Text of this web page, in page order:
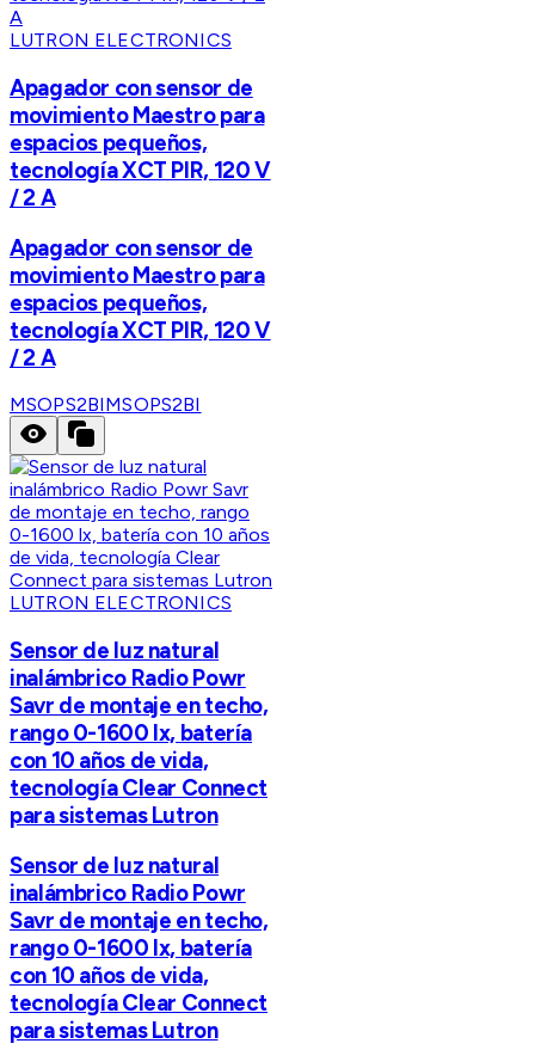
LUTRON ELECTRONICS
Apagador con sensor de
movimiento Maestro para
espacios pequeños,
tecnología XCT PIR, 120 V
/ 2 A
Apagador con sensor de
movimiento Maestro para
espacios pequeños,
tecnología XCT PIR, 120 V
/ 2 A
MSOPS2BIMSOPS2BI
LUTRON ELECTRONICS
Sensor de luz natural
inalámbrico Radio Powr
Savr de montaje en techo,
rango 0-1600 lx, batería
con 10 años de vida,
tecnología Clear Connect
para sistemas Lutron
Sensor de luz natural
inalámbrico Radio Powr
Savr de montaje en techo,
rango 0-1600 lx, batería
con 10 años de vida,
tecnología Clear Connect
para sistemas Lutron